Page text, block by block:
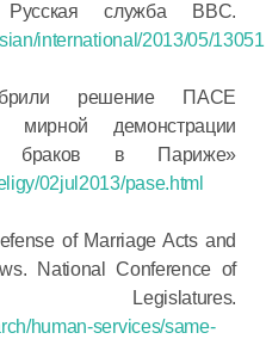
служба BBC.
international/2013/05/
решение ПАСЕ
мирной демонстрации
браков в Париже»
02jul2013/pase.html
of Marriage Acts and
National Conference of
human-services/same-